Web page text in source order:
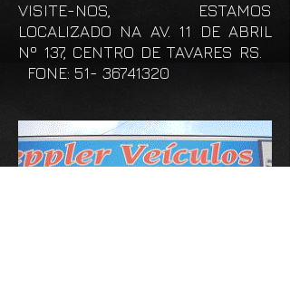
VISITE-NOS, ESTAMOS
LOCALIZADO NA AV. 11 DE ABRIL
Nº 137, CENTRO DE TAVARES RS.
FONE: 51- 36741320